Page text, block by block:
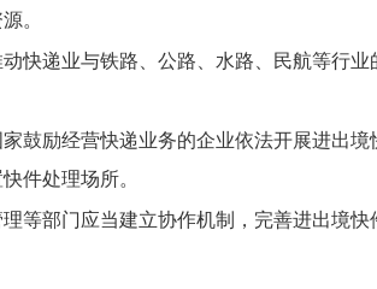
。
动快递业与铁路、公路、水路、民航等行
鼓励经营快递业务的企业依法开展进出境
件处理场所。
等部门应当建立协作机制，完善进出境